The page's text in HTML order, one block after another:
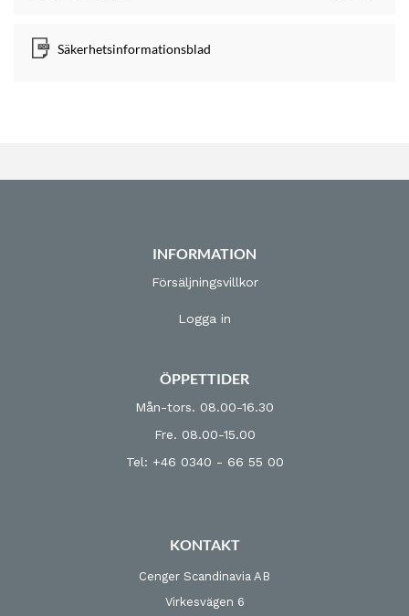
Säkerhetsinformationsblad
INFORMATION
Försäljningsvillkor
Logga in
ÖPPETTIDER
Mån-tors. 08.00-16.30
Fre. 08.00-15.00
Tel: +46 0340 - 66 55 00
KONTAKT
Cenger Scandinavia AB
Virkesvägen 6